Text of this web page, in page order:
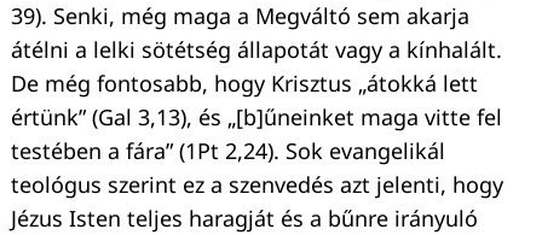
39). Senki, még maga a Megváltó sem akarja
átélni a lelki sötétség állapotát vagy a kínhalált.
De még fontosabb, hogy Krisztus „átokká lett
értünk” (Gal 3,13), és „[b]űneinket maga vitte fel
testében a fára” (1Pt 2,24). Sok evangelikál
teológus szerint ez a szenvedés azt jelenti, hogy
Jézus Isten teljes haragját és a bűnre irányuló